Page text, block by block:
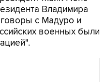
Владимира
с Мадуро и
военных были